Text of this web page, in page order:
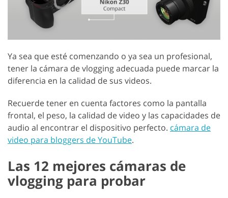
Ya sea que esté comenzando o ya sea un profesional,
tener la cámara de vlogging adecuada puede marcar la
diferencia en la calidad de sus videos.
Recuerde tener en cuenta factores como la pantalla
frontal, el peso, la calidad de video y las capacidades de
audio al encontrar el dispositivo perfecto. cámara de
video para bloggers de YouTube.
Las 12 mejores cámaras de
vlogging para probar